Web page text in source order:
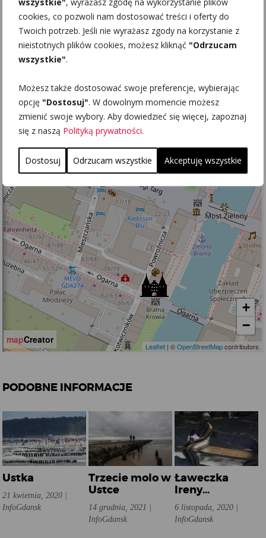
cookies, co pozwoli nam dostosować treści i oferty do
Twoich potrzeb. Jeśli nie wyrażasz zgody na korzystanie z
nieistotnych plików cookies, możesz kliknąć "Odrzucam
wszystkie".
Możesz także dostosować swoje preferencje, wybierając
opcję "Dostosuj". W dowolnym momencie możesz
zmienić swoje wybory. Aby dowiedzieć się więcej, zapoznaj
się z naszą Polityką prywatności.
Dostosuj Odrzucam wszystkie Akceptuję wszystkie
PODOBNE INFORMACJE
Ustka
21 kwietnia, 2020 |
InfoGdansk
Trzecie molo w
Ustce
14 grudnia, 2021 |
InfoGdansk
Ławeczka
Ireny
Kwiatkowskiej
w Ustce
6 listopada, 2020 |
InfoGdansk